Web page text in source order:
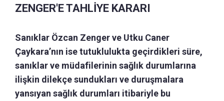
ZENGER'E TAHLİYE KARARI
Sanıklar Özcan Zenger ve Utku Caner
Çaykara’nın ise tutuklulukta geçirdikleri süre,
sanıklar ve müdafilerinin sağlık durumlarına
ilişkin dilekçe sundukları ve duruşmalara
yansıyan sağlık durumları itibariyle bu